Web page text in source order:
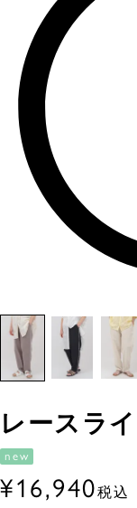
レースラ
new
¥16,940税込